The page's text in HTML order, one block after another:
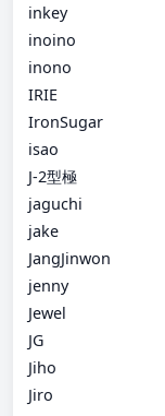
inkey
inoino
inono
IRIE
IronSugar
isao
J-2型極
jaguchi
jake
JangJinwon
jenny
Jewel
JG
Jiho
Jiro